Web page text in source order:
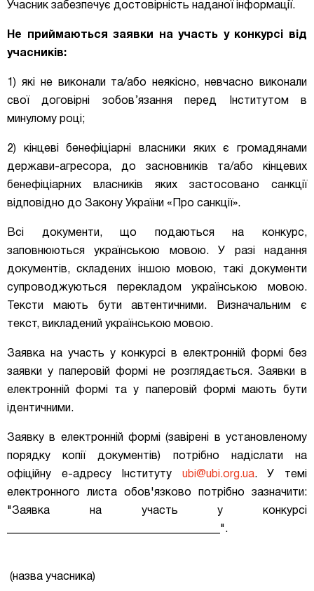
Учасник забезпечує достовірність наданої інформації.
Не приймаються заявки на участь у конкурсі від
учасників:
1) які не виконали та/або неякісно, невчасно виконали
свої договірні зобов’язання перед Інститутом в
минулому році;
2) кінцеві бенефіціарні власники яких є громадянами
держави-агресора, до засновників та/або кінцевих
бенефіціарних власників яких застосовано санкції
відповідно до Закону України « Про санкції».
Всі документи, що подаються на конкурс,
заповнюються українською мовою. У разі надання
документів, складених іншою мовою, такі документи
супроводжуються перекладом українською мовою.
Тексти мають бути автентичними. Визначальним є
текст, викладений українською мовою.
Заявка на участь у конкурсі в електронній формі без
заявки у паперовій формі не розглядається. Заявки в
електронній формі та у паперовій формі мають бути
ідентичними.
Заявку в електронній формі (завірені в установленому
порядку копії документів) потрібно надіслати на
офіційну е-адресу Інституту ubi@ubi.org.ua. У темі
електронного листа обов'язково потрібно зазначити:
"Заявка на участь у конкурсі
______________________________________".
(назва учасника)